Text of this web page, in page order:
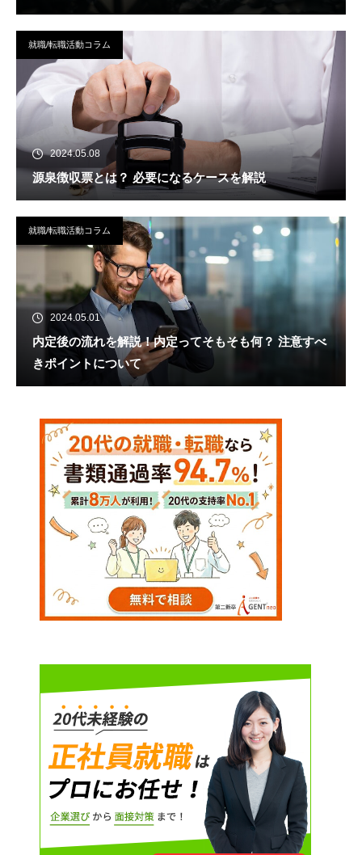
就職/転職活動コラム
2024.05.08
源泉徴収票とは？ 必要になるケースを解説
就職/転職活動コラム
2024.05.01
内定後の流れを解説！内定ってそもそも何？ 注意すべ
きポイントについて